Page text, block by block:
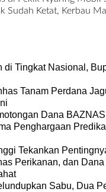
Sudah Ketat, Kerbau
di Tingkat Nasional,
Tanam Perdana
Dana
Penghargaan
Tekankan
Perikanan, dan
Sabu, Dua